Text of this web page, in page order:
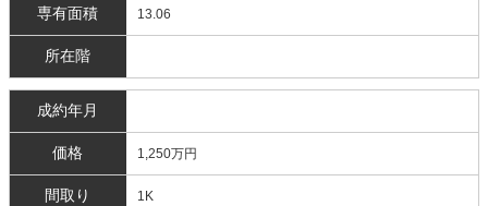
専有面積 13.06
所在階
成約年月
価格 1,250万円
間取り 1K